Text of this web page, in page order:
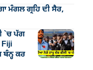
ਮੰਗਲ ਗ੍ਰਹਿ ਦੀ ਸੈਰ,
`ਚ ਪੱਗ
ਕਰ